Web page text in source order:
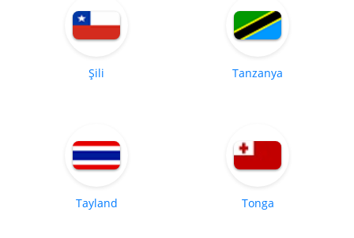
Şili Tanzanya
Tayland Tonga